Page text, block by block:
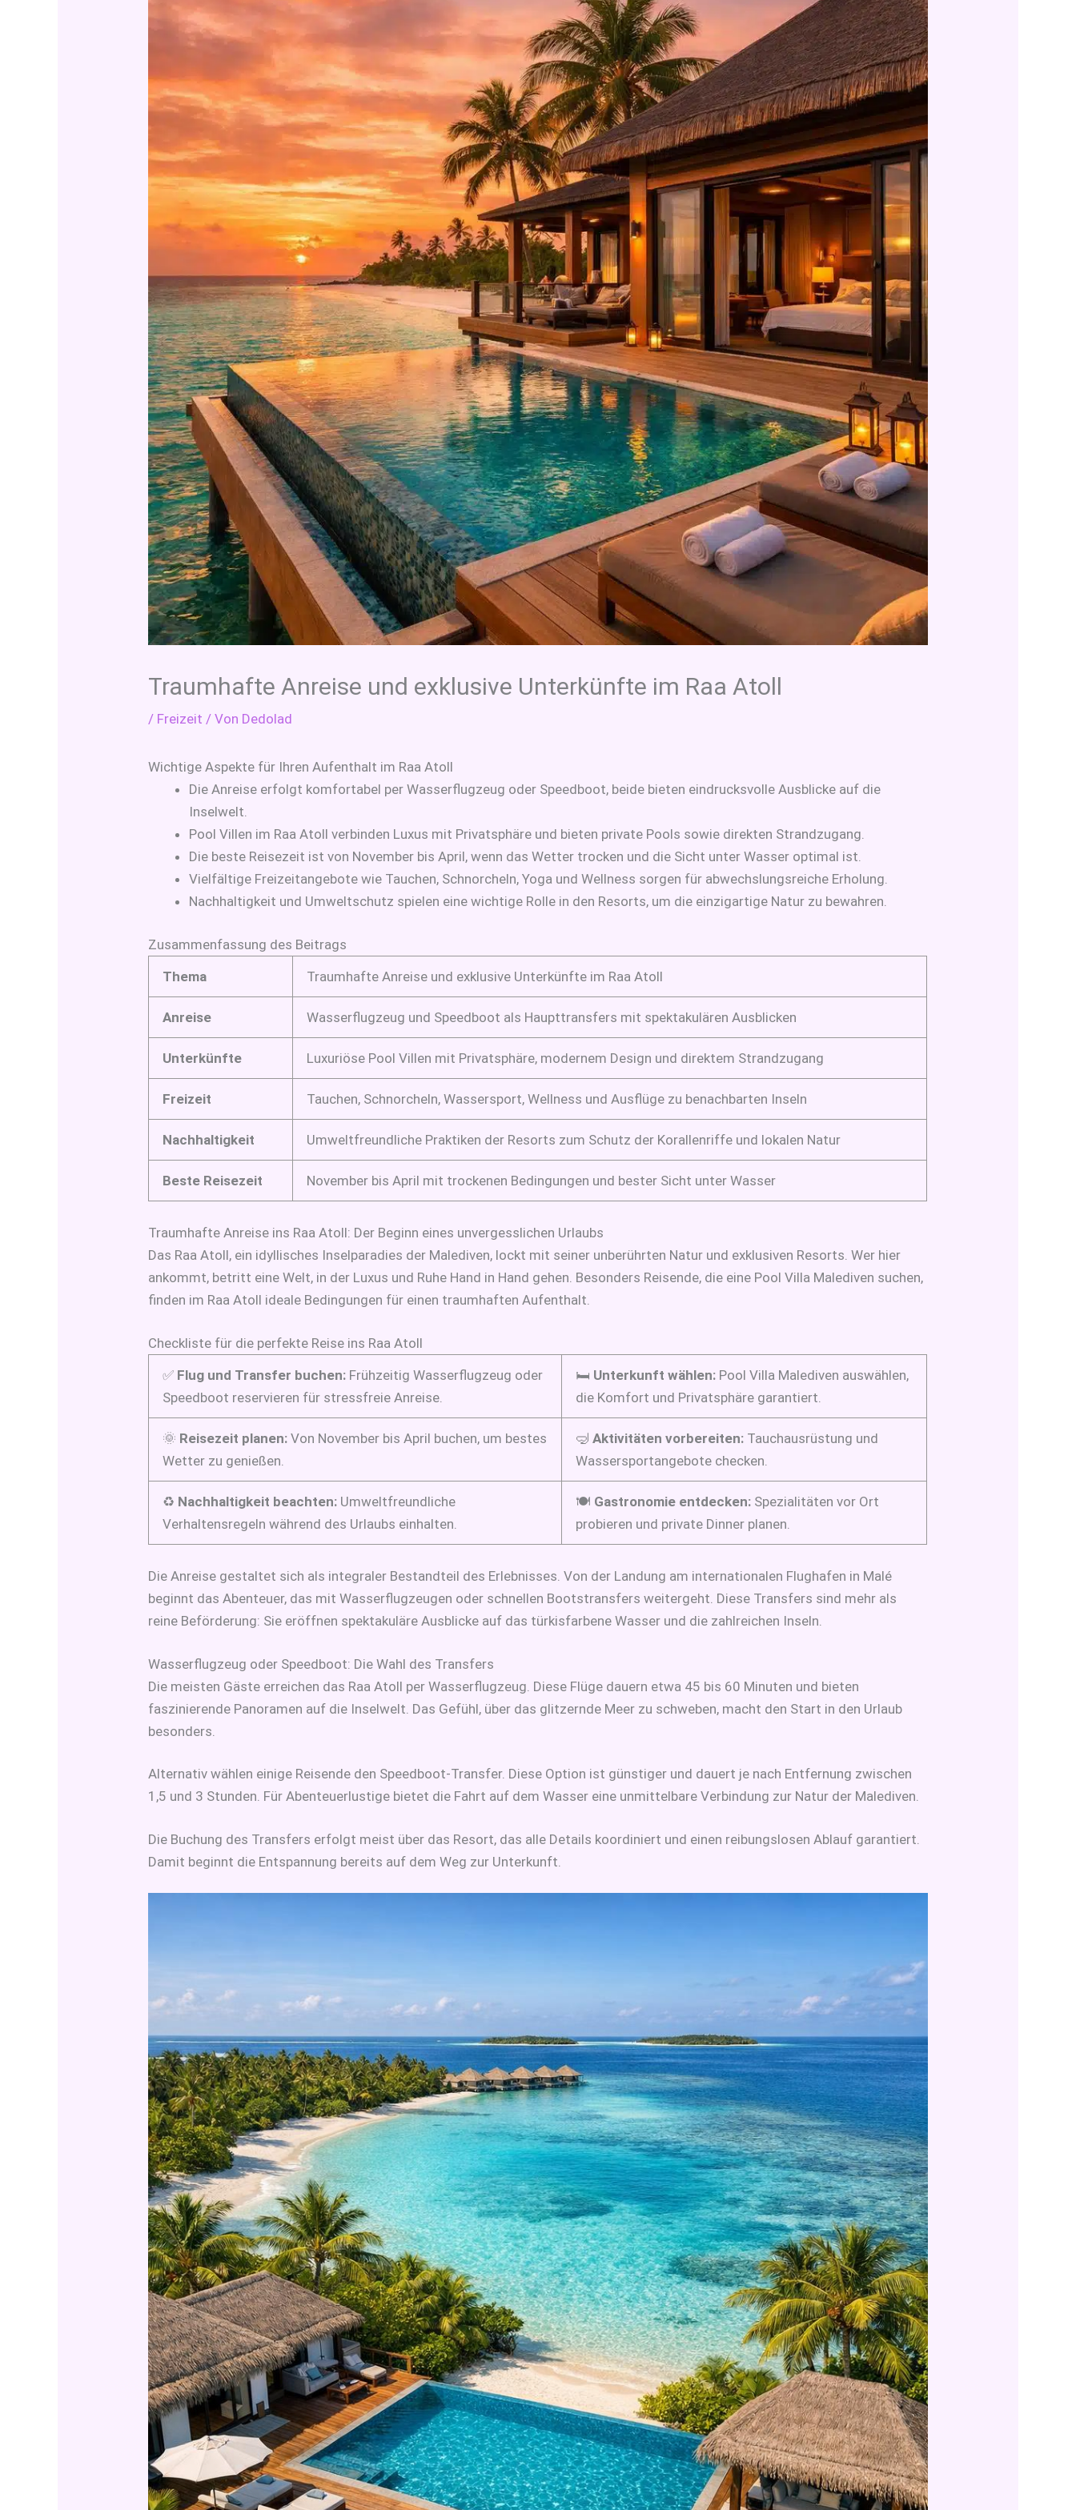
Traumhafte Anreise und exklusive Unterkünfte im Raa Atoll
/ Freizeit / Von Dedolad
Wichtige Aspekte für Ihren Aufenthalt im Raa Atoll
Die Anreise erfolgt komfortabel per Wasserflugzeug oder Speedboot, beide bieten eindrucksvolle Ausblicke auf die
Inselwelt.
Pool Villen im Raa Atoll verbinden Luxus mit Privatsphäre und bieten private Pools sowie direkten Strandzugang.
Die beste Reisezeit ist von November bis April, wenn das Wetter trocken und die Sicht unter Wasser optimal ist.
Vielfältige Freizeitangebote wie Tauchen, Schnorcheln, Yoga und Wellness sorgen für abwechslungsreiche Erholung.
Nachhaltigkeit und Umweltschutz spielen eine wichtige Rolle in den Resorts, um die einzigartige Natur zu bewahren.
Zusammenfassung des Beitrags
Thema
Traumhafte Anreise und exklusive Unterkünfte im Raa Atoll
Anreise Wasserflugzeug und Speedboot als Haupttransfers mit spektakulären Ausblicken
Unterkünfte Luxuriöse Pool Villen mit Privatsphäre, modernem Design und direktem Strandzugang
Freizeit Tauchen, Schnorcheln, Wassersport, Wellness und Ausflüge zu benachbarten Inseln
Nachhaltigkeit Umweltfreundliche Praktiken der Resorts zum Schutz der Korallenriffe und lokalen Natur
Beste Reisezeit November bis April mit trockenen Bedingungen und bester Sicht unter Wasser
Traumhafte Anreise ins Raa Atoll: Der Beginn eines unvergesslichen Urlaubs
Das Raa Atoll, ein idyllisches Inselparadies der Malediven, lockt mit seiner unberührten Natur und exklusiven Resorts. Wer hier
ankommt, betritt eine Welt, in der Luxus und Ruhe Hand in Hand gehen. Besonders Reisende, die eine Pool Villa Malediven suchen,
finden im Raa Atoll ideale Bedingungen für einen traumhaften Aufenthalt.
Checkliste für die perfekte Reise ins Raa Atoll
✅ Flug und Transfer buchen: Frühzeitig Wasserflugzeug oder
Speedboot reservieren für stressfreie Anreise.
🛏️ Unterkunft wählen: Pool Villa Malediven auswählen,
die Komfort und Privatsphäre garantiert.
🌞 Reisezeit planen: Von November bis April buchen, um bestes
Wetter zu genießen.
🤿Aktivitäten vorbereiten: Tauchausrüstung und
Wassersportangebote checken.
♻️ Nachhaltigkeit beachten: Umweltfreundliche
Verhaltensregeln während des Urlaubs einhalten.
🍽️ Gastronomie entdecken: Spezialitäten vor Ort
probieren und private Dinner planen.
Die Anreise gestaltet sich als integraler Bestandteil des Erlebnisses. Von der Landung am internationalen Flughafen in Malé
beginnt das Abenteuer, das mit Wasserflugzeugen oder schnellen Bootstransfers weitergeht. Diese Transfers sind mehr als
reine Beförderung: Sie eröffnen spektakuläre Ausblicke auf das türkisfarbene Wasser und die zahlreichen Inseln.
Wasserflugzeug oder Speedboot: Die Wahl des Transfers
Die meisten Gäste erreichen das Raa Atoll per Wasserflugzeug. Diese Flüge dauern etwa 45 bis 60 Minuten und bieten
faszinierende Panoramen auf die Inselwelt. Das Gefühl, über das glitzernde Meer zu schweben, macht den Start in den Urlaub
besonders.
Alternativ wählen einige Reisende den Speedboot-Transfer. Diese Option ist günstiger und dauert je nach Entfernung zwischen
1,5 und 3 Stunden. Für Abenteuerlustige bietet die Fahrt auf dem Wasser eine unmittelbare Verbindung zur Natur der Malediven.
Die Buchung des Transfers erfolgt meist über das Resort, das alle Details koordiniert und einen reibungslosen Ablauf garantiert.
Damit beginnt die Entspannung bereits auf dem Weg zur Unterkunft.